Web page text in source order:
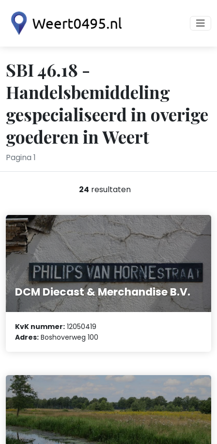
SBI 46.18 -
Handelsbemiddeling
gespecialiseerd in overige
goederen in Weert
Pagina 1
24 resultaten
DCM Diecast & Merchandise B.V.
KvK nummer: 12050419
Adres: Boshoverweg 100